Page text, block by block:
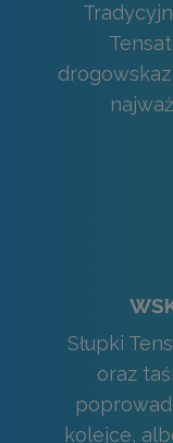
Słupki
oraz
kolejce,